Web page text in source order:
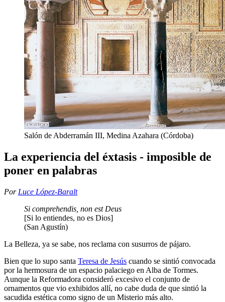
Salón de Abderramán III, Medina Azahara (Córdoba)
La experiencia del éxtasis - imposible de
poner en palabras
Por Luce López-Baralt
Si comprehendis, non est Deus
[Si lo entiendes, no es Dios]
(San Agustín)
La Belleza, ya se sabe, nos reclama con susurros de pájaro.
Bien que lo supo santa Teresa de Jesús cuando se sintió convocada
por la hermosura de un espacio palaciego en Alba de Tormes.
Aunque la Reformadora consideró excesivo el conjunto de
ornamentos que vio exhibidos allí, no cabe duda de que sintió la
sacudida estética como signo de un Misterio más alto.